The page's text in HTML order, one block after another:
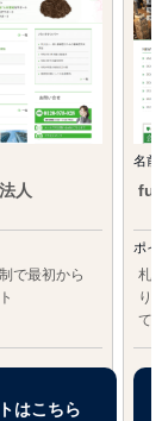
人
で最初から
はこちら
名前
ポ
札
り
て